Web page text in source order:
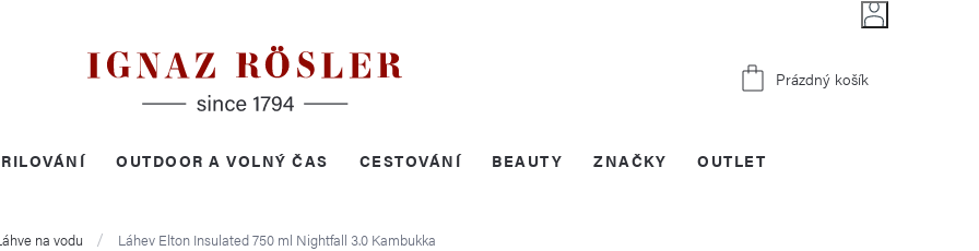
Nákupní
Prázdný košík
OUTDOOR A VOLNÝ ČAS CESTOVÁNÍ BEAUTY OUTLET
ZNAČKY
na vodu Láhev Elton Insulated 750 ml Nightfall 3.0 Kambukka